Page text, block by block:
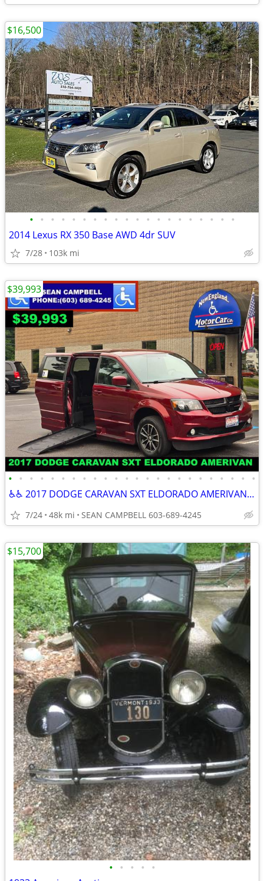
• • • • • • • • • • • • • • • • • • • •
2014 Lexus RX 350 Base AWD 4dr SUV
7/28 103k mi
$16,500
• • • • • • • • • • • • • • • • • • • • • • • •
♿♿ 2017 DODGE CARAVAN SXT ELDORADO AMERIVAN ♿♿
7/24 48k mi SEAN CAMPBELL 603-689-4245
$39,993
• • • • •
$15,700